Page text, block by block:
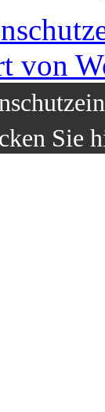
von
Sie